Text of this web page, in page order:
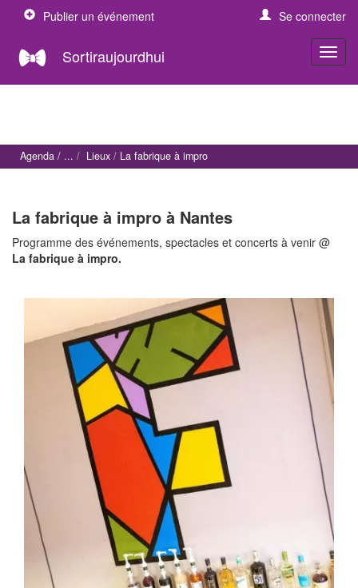
Publier un événement Se connecter
Sortiraujourdhui
Agenda Lieux La fabrique à impro
La fabrique à impro à Nantes
Programme des événements, spectacles et concerts à venir @
La fabrique à impro.